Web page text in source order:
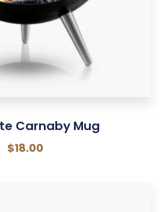
Carnaby Mug
$18.00